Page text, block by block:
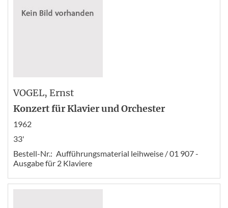
VOGEL, Ernst
Konzert für Klavier und Orchester
1962
33'
Bestell-Nr.: Aufführungsmaterial leihweise / 01 907 -
Ausgabe für 2 Klaviere